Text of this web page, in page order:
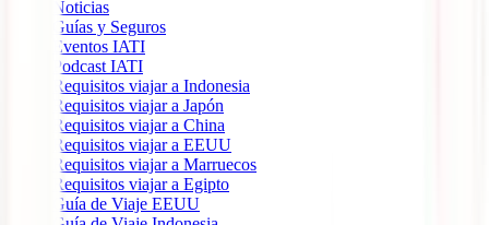
Noticias
Guías y Seguros
Eventos IATI
Podcast IATI
Requisitos viajar a Indonesia
Requisitos viajar a Japón
Requisitos viajar a China
Requisitos viajar a EEUU
Requisitos viajar a Marruecos
Requisitos viajar a Egipto
Guía de Viaje EEUU